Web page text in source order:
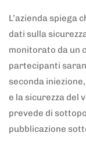
L’azienda spiega
dati sulla
monitorato da un
partecipanti
seconda
e la sicurezza del
prevede di
pubblicazione